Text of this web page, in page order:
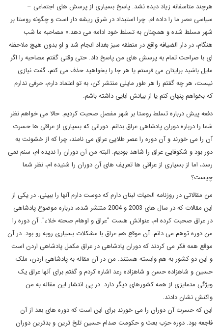
هرچند متاسفانه زیاد دیده نشد. پاسخ بسیاری از پرسش های اجتماعی –
سیاسی عصر ما را داده ام. چرا استبداد در شرق ریشه دار است و چگونه روستا بر
شهر مسلط شده و همچنان به تسلط خود ادامه می دهد.» مصاحبه ما شب
هنگام، در دار الضیافه واقع در منطقه سبز بغداد انجام شد و او بدون هیچ ملاحظه
ای با صراحت تمام به پرسش های من پاسخ داد. حتی وقتی گفتم مصاحبه را اگر
مایل باشید برایتان می فرستم یا هر جا را بخواهید حذف می کنم، گفت نیازی
نیست، هر چه گفتم را هر طور مایلی منتشر کن، به تو اعتماد دارم، حرفی ندارم
که بخواهم پنهان کنم یا از بیانش ابایی داشته باشم.
دفعه پیش درباره تسلط روستا بر شهر مفصل صحبت کردیم. حالا می خواهم نظر
شما را درباره دوران پادشاهی عراق بدانم. دورانی که بسیاری از عراقی ها حسرت
آن را می خورند و آن دوره را عصر طلایی عراق می نامند، چرا که از خشونت به
دور بود و شکوفایی عراق را شاهد بودیم. البته من آن دوران را ندیده ام، سنم نمی
رسد، اما از بسیاری از عراقی ها تعریف های آن دوران را شنیده ام، نظر شما
چیست؟
من مقالاتی در روزنامه الحیات لبنان دارم که دوست دارم آنها را ببینی. در یکی از
این مقالات که در سال های 2003 و 2004 منتشر شده، درباره موضوع پادشاهی
در عراق صحبت کرده ام، عنوانش هست "عراق و اوهام صحنه خلاء". آن دوره را
من دوره توهم می دانم. آن موقع هم عراق با مشکلات بسیاری روبه رو بود. در آن
موقع همه فکر می کردند که دوران پادشاهی در عراق مکمل پادشاهی اردن است
و این دو کشور به هم وابسته هستند. من در آن مقاله به پادشاهی اردن، ملک
حسین و شاهزاده حسن و شاهزاده رعد اشاره کردم و گفتم برای آنها عراق یک
ویژگی متمایزی از همه کشورهای دیگر دارد. در پی انتشار این مقاله به من
واکنش نشان دادند.
این که حسرت آن دوران را می خورند برای این است که دوره های بعد از آن
فاجعه بود. دوره حزب بعث و حکومت صدام حسین تلخ ترین و بدترین دوران